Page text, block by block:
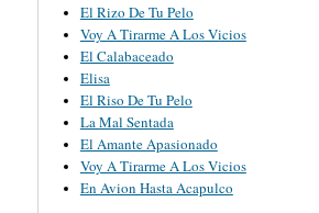
El Rizo De Tu Pelo
Voy A Tirarme A Los Vicios
El Calabaceado
Elisa
El Riso De Tu Pelo
La Mal Sentada
El Amante Apasionado
Voy A Tirarme A Los Vicios
En Avion Hasta Acapulco